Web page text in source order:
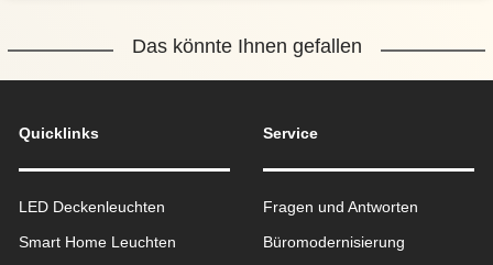
Das könnte Ihnen gefallen
Quicklinks
LED Deckenleuchten
Smart Home Leuchten
Service
Fragen und Antworten
Büromodernisierung